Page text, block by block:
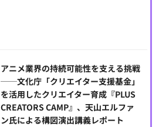
アニメ業界の持続可能性を支える挑戦
──文化庁「クリエイター支援基金」
を活用したクリエイター育成『PLUS
CREATORS CAMP』、天山エルファ
ン氏による構図演出講義レポート